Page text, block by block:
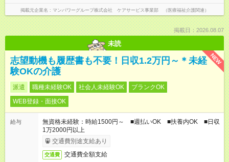
掲載元企業名 マンパワーグループ株式会社 ケアサービス事業部 （医療福祉介護関連）
掲載日：2026.08.07
未読
NEW
志望動機も履歴書も不要！日収1.2万円～＊未経
験OKの介護
派遣 職種未経験OK 社会人未経験OK
ブランクOK
WEB登録・面接OK
給与
無資格未経験：時給1500円～ ■週払いOK ■扶養内OK ■日収
1万2000円以上
交通費別途支給あり
交通費 交通費全額支給